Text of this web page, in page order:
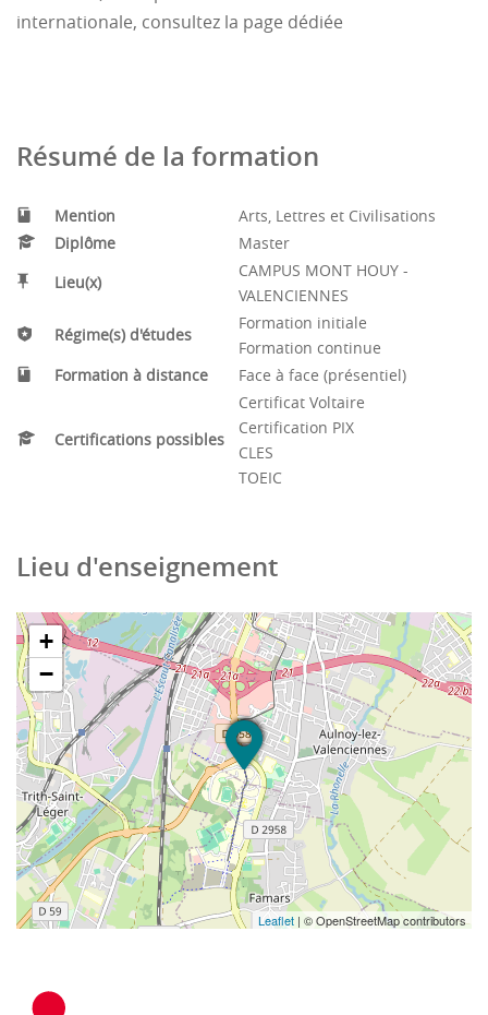
enseignants.
internationale, consultez la page dédiée
Résumé de la formation
Mention
Arts, Lettres et Civilisations
Diplôme
Master
Lieu(x)
CAMPUS MONT HOUY -
VALENCIENNES
Régime(s) d'études
Formation initiale
Formation continue
Formation à distance
Face à face (présentiel)
Certifications possibles
Certificat Voltaire
Certification PIX
CLES
TOEIC
Lieu d'enseignement
+
−
Leaflet | © OpenStreetMap contributors